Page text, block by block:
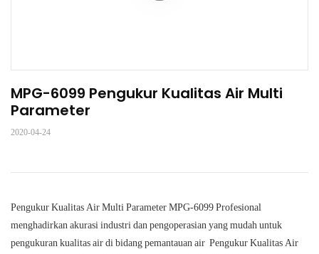
MPG-6099 Pengukur Kualitas Air Multi
Parameter
2020-04-24
Pengukur Kualitas Air Multi Parameter MPG-6099 Profesional
menghadirkan akurasi industri dan pengoperasian yang mudah untuk
pengukuran kualitas air di bidang pemantauan air Pengukur Kualitas Air